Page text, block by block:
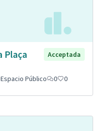
Plaça
Acceptada
Espacio Público 0 0